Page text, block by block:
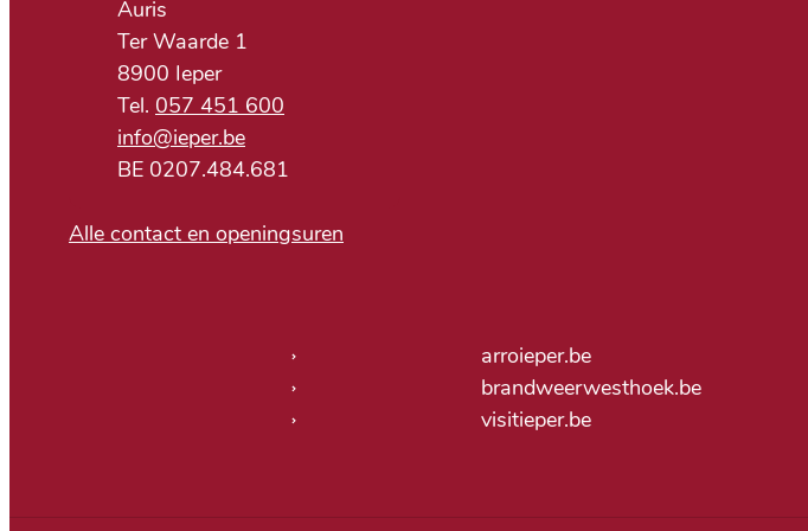
AdresAuris
Ter Waarde 1
,8900 Ieper
057 451 600
E-mailinfo@ieper.be
BTW nr.BE 0207.484.681
Alle contact en openingsuren
arroieper.be
brandweerwesthoek.be
visitieper.be